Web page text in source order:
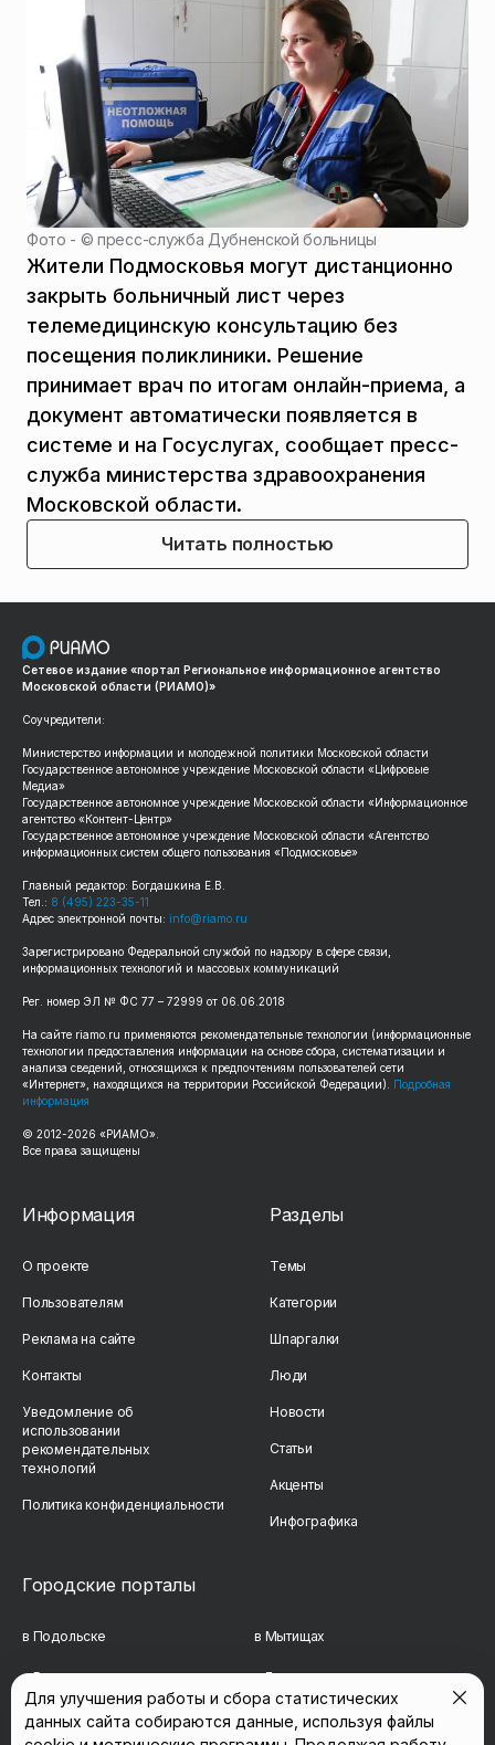
Фото - ©пресс-служба Дубненской больницы
Жители Подмосковья могут дистанционно
закрыть больничный лист через
телемедицинскую консультацию без
посещения поликлиники. Решение
принимает врач по итогам онлайн-приема, а
документ автоматически появляется в
системе и на Госуслугах, сообщает пресс-
служба министерства здравоохранения
Московской области.
Читать полностью
Сетевое издание «портал Региональное информационное агентство
Московской области (РИАМО)»
Соучредители:
Министерство информации и молодежной политики Московской области
Государственное автономное учреждение Московской области «Цифровые
Медиа»
Государственное автономное учреждение Московской области «Информационное
агентство «Контент-Центр»
Государственное автономное учреждение Московской области «Агентство
информационных систем общего пользования «Подмосковье»
Главный редактор: Богдашкина Е.В.
Тел.: 8 (495) 223-35-11
Адрес электронной почты: info@riamo.ru
Зарегистрировано Федеральной службой по надзору в сфере связи,
информационных технологий и массовых коммуникаций
Рег. номер ЭЛ № ФС 77 – 72999 от 06.06.2018
На сайте riamo.ru применяются рекомендательные технологии (информационные
технологии предоставления информации на основе сбора, систематизации и
анализа сведений, относящихся к предпочтениям пользователей сети
«Интернет», находящихся на территории Российской Федерации). Подробная
информация
© 2012-2026 «РИАМО».
Все права защищены
Информация
О проекте
Пользователям
Реклама на сайте
Контакты
Уведомление об
использовании
рекомендательных
технологий
Политика конфиденциальности
Разделы
Темы
Категории
Шпаргалки
Люди
Новости
Статьи
Акценты
Инфографика
Городские порталы
в Подольске в Мытищах
в Реутове в Балашихе
в Сергиевом Посаде в Люберцах
Для улучшения работы и сбора статистических
данных сайта собираются данные, используя файлы